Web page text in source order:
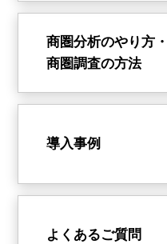
商圏分析のやり方・
商圏調査の方法
導入事例
よくあるご質問